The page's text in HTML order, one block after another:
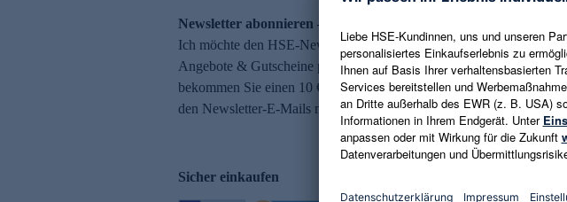
Newsletter abonnieren – 10 € Gutschein erhalten
Ich möchte den HSE-Newsletter abonnieren und aktuelle Trends,
Angebote & Gutscheine per E-Mail erhalten. Als Dankeschön
bekommen Sie einen 10 € Gutschein. Eine Abmeldung ist jederzeit in
den Newsletter-E-Mails möglich.
Sicher einkaufen